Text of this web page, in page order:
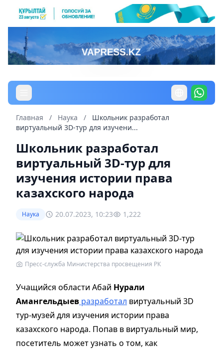
Главная / Наука /
Школьник разработал
виртуальный 3D-тур для изучени...
Школьник разработал
виртуальный 3D-тур для
изучения истории права
казахского народа
Наука 20.07.2023, 10:23 1,222
Пресс-служба Министерства просвещения РК
Учащийся области Абай Нурали
Амангельдыев разработал виртуальный 3D
тур-музей для изучения истории права
казахского народа. Попав в виртуальный мир,
посетитель может узнать о том, как